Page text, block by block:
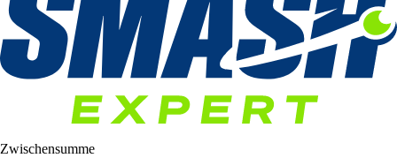
Zwischensumme